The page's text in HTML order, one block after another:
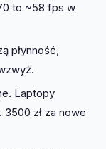
to ~58 fps w
płynność,
Laptopy
zł za nowe